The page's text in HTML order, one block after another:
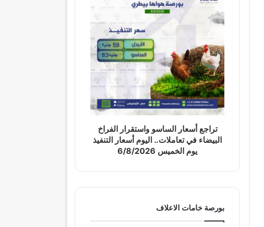
تراجع أسعار الساسو واستقرار الفراخ
البيضاء في تعاملات.. اليوم أسعار التنفيذ
يوم الخميس 6/8/2026
بورصة خامات الاعلاف